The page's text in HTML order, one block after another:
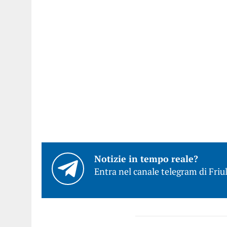
Notizie in tempo reale?
Entra nel canale telegram di